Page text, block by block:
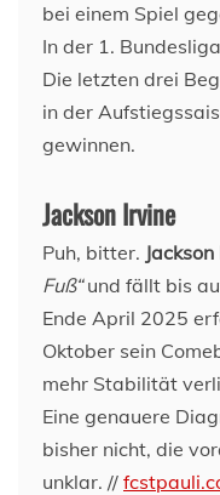
bei einem Spiel
In der 1.
Die letzten drei
in der
gewinnen.
Jackson Irvine
Puh, bitter.
Fuß“und fällt bis
Ende April 2025
Oktober sein
mehr Stabilität
Eine genauere
bisher nicht, die
unklar. //